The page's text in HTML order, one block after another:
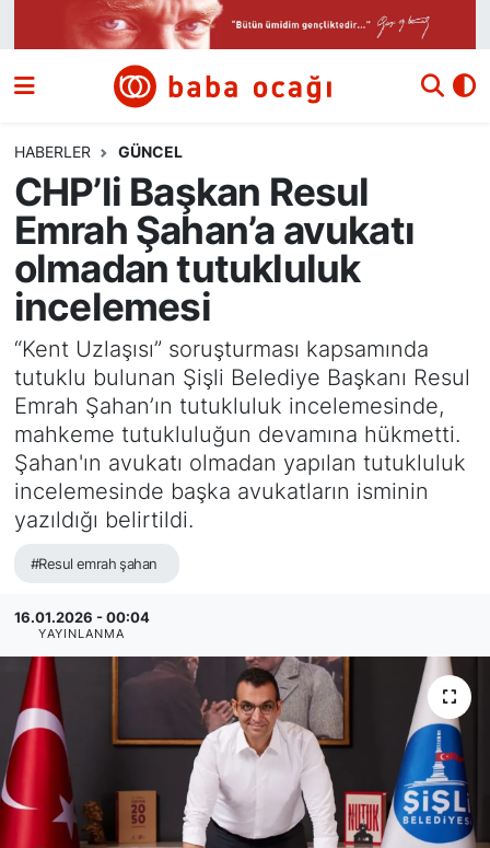
HABERLER GÜNCEL
CHP’li Başkan Resul
Emrah Şahan’a avukatı
olmadan tutukluluk
incelemesi
“Kent Uzlaşısı” soruşturması kapsamında
tutuklu bulunan Şişli Belediye Başkanı Resul
Emrah Şahan’ın tutukluluk incelemesinde,
mahkeme tutukluluğun devamına hükmetti.
Şahan'ın avukatı olmadan yapılan tutukluluk
incelemesinde başka avukatların isminin
yazıldığı belirtildi.
#Resul emrah şahan
16.01.2026 - 00:04
YAYINLANMA
Siyaset
Ekonomi
Dünya
Kültür ve Sanat
Eğitim
Bilim ve Teknoloji
Yazı Dizisi
Nöbetçi Eczaneler
Hava Durumu
Namaz Vakitleri
Trafik Durumu
Süper Lig Puan Durumu ve Fikstür
Tüm Manşetler
Son Dakika Haberleri
Haber Arşivi